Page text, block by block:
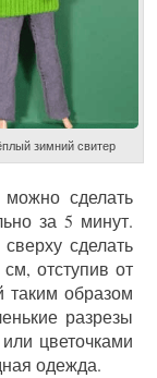
зимний свитер
можно сделать
за 5 минут.
сделать
отступив от
таким образом
разрезы
цветочками
одежда.